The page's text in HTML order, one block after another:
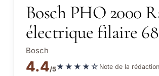
Bosch PHO 2000
électrique filaire
Bosch
4.4/5★★★★☆ Note de la rédaction